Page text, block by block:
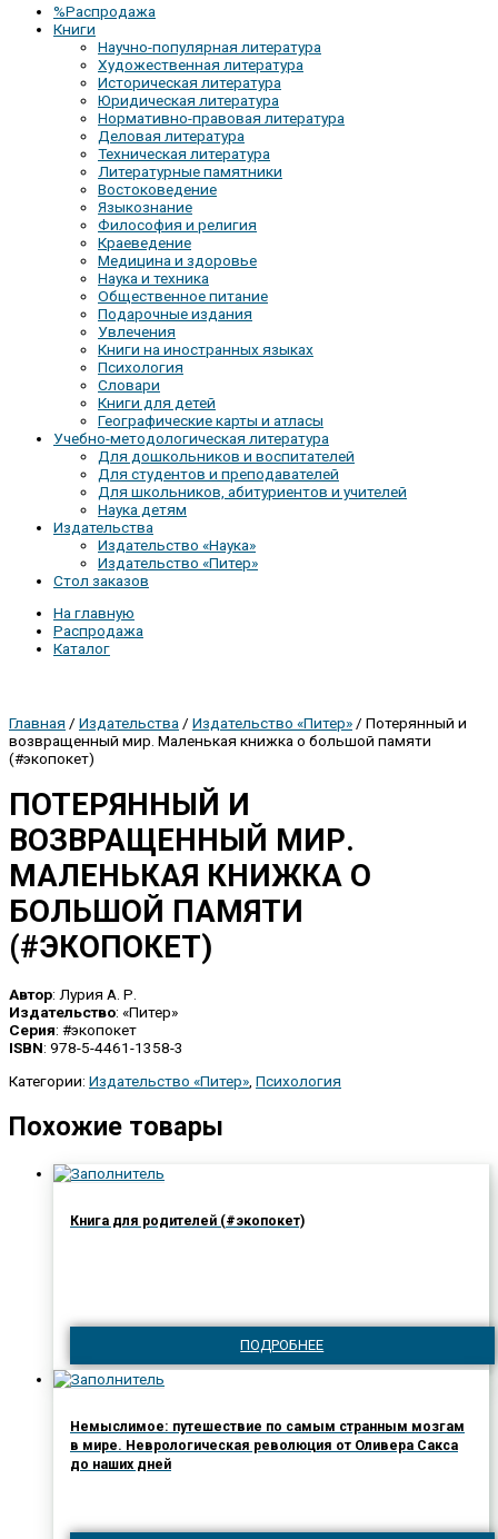
%Распродажа
Книги
Научно-популярная литература
Художественная литература
Историческая литература
Юридическая литература
Нормативно-правовая литература
Деловая литература
Техническая литература
Литературные памятники
Востоковедение
Языкознание
Философия и религия
Краеведение
Медицина и здоровье
Наука и техника
Общественное питание
Подарочные издания
Увлечения
Книги на иностранных языках
Психология
Словари
Книги для детей
Географические карты и атласы
Учебно-методологическая литература
Для дошкольников и воспитателей
Для студентов и преподавателей
Для школьников, абитуриентов и учителей
Наука детям
Издательства
Издательство «Наука»
Издательство «Питер»
Стол заказов
На главную
Распродажа
Каталог
Главная / Издательства / Издательство «Питер» / Потерянный и
возвращенный мир. Маленькая книжка о большой памяти
(#экопокет)
ПОТЕРЯННЫЙ И
ВОЗВРАЩЕННЫЙ МИР.
МАЛЕНЬКАЯ КНИЖКА О
БОЛЬШОЙ ПАМЯТИ
(#ЭКОПОКЕТ)
Автор: Лурия А. Р.
Издательство: «Питер»
Серия: #экопокет
ISBN: 978-5-4461-1358-3
Категории: Издательство «Питер» Психология
Похожие товары
Книга для родителей (#экопокет)
ПОДРОБНЕЕ
Немыслимое: путешествие по самым странным мозгам
в мире. Неврологическая революция от Оливера Сакса
до наших дней